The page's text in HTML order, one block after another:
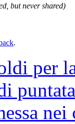
but never shared)
.
per